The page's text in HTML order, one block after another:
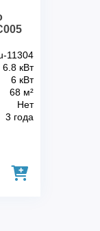
11304
6.8 кВт
6 кВт
68 м²
Нет
3 года